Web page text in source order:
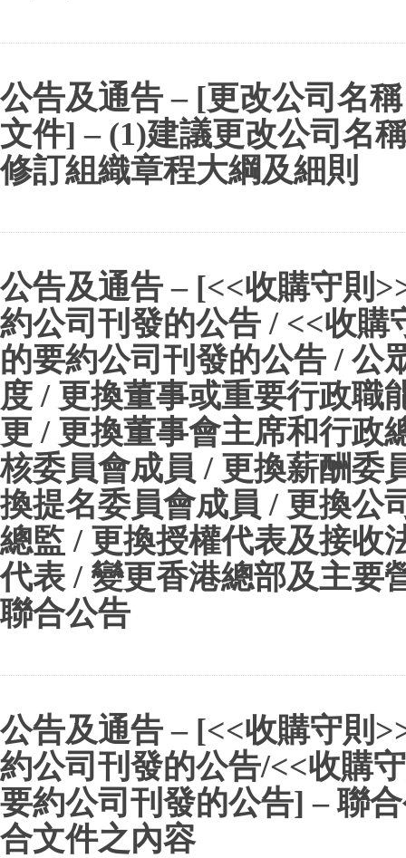
公告及通告 – [更改公司名
文件] – (1)建議更改公司名
修訂組織章程大綱及細則
公告及通告 – [<<收購守則
約公司刊發的公告 / <<收購
的要約公司刊發的公告 / 公
度 / 更換董事或重要行政職
更 / 更換董事會主席和行政
核委員會成員 / 更換薪酬委
換提名委員會成員 / 更換公
總監 / 更換授權代表及接收
代表 / 變更香港總部及主要
聯合公告
公告及通告 – [<<收購守則
約公司刊發的公告/<<收購
要約公司刊發的公告] – 聯
合文件之內容